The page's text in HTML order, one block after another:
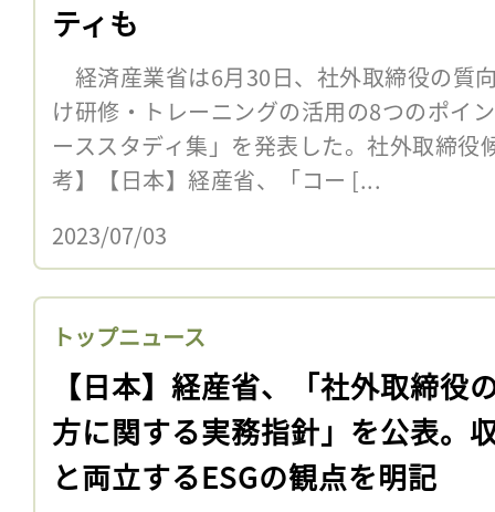
ティも
経済産業省は6月30日、社外取締役の質
け研修・トレーニングの活用の8つのポイ
ーススタディ集」を発表した。社外取締役
考】【日本】経産省、「コー [...
2023/07/03
トップニュース
【日本】経産省、「社外取締役
方に関する実務指針」を公表。
と両立するESGの観点を明記